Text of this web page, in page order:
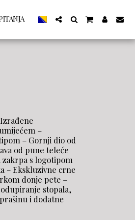
–
– Gornji dio od
od pune teleće
zakrpa s logotipom
– Ekskluzivne crne
donje pete –
stopala,
i dodatne